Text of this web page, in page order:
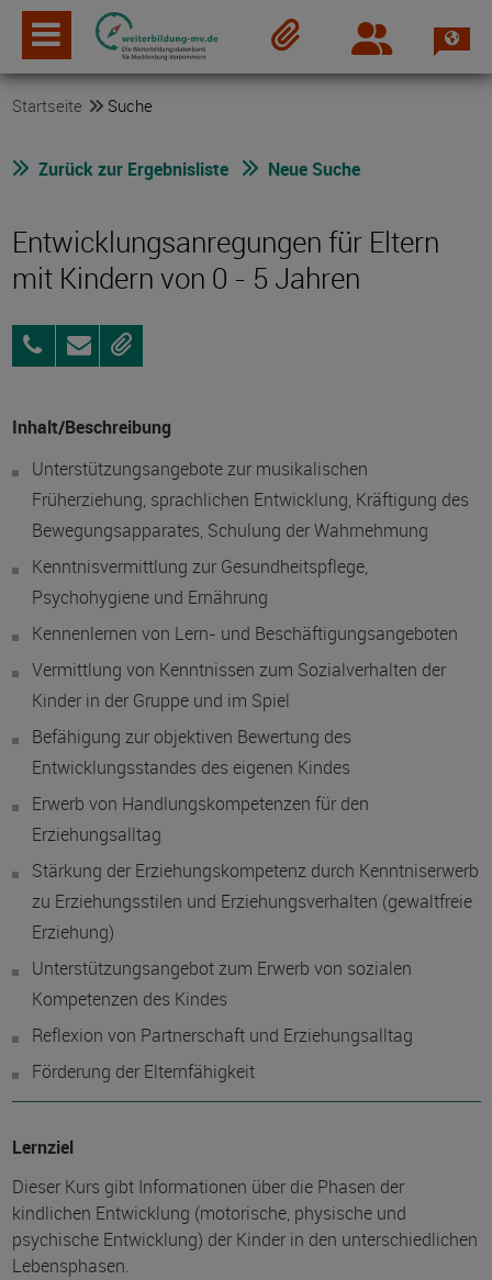
Login
Startseite Suche
Zurück zur Ergebnisliste Neue Suche
Entwicklungsanregungen für Eltern
mit Kindern von 0 - 5 Jahren
03843/21
84
AnfragenMerken
Inhalt/Beschreibung
Unterstützungsangebote zur musikalischen
Früherziehung, sprachlichen Entwicklung, Kräftigung des
Bewegungsapparates, Schulung der Wahrnehmung
Kenntnisvermittlung zur Gesundheitspflege,
Psychohygiene und Ernährung
Kennenlernen von Lern- und Beschäftigungsangeboten
Vermittlung von Kenntnissen zum Sozialverhalten der
Kinder in der Gruppe und im Spiel
Befähigung zur objektiven Bewertung des
Entwicklungsstandes des eigenen Kindes
Erwerb von Handlungskompetenzen für den
Erziehungsalltag
Stärkung der Erziehungskompetenz durch Kenntniserwerb
zu Erziehungsstilen und Erziehungsverhalten (gewaltfreie
Erziehung)
Unterstützungsangebot zum Erwerb von sozialen
Kompetenzen des Kindes
Reflexion von Partnerschaft und Erziehungsalltag
Förderung der Elternfähigkeit
Lernziel
Dieser Kurs gibt Informationen über die Phasen der
kindlichen Entwicklung (motorische, physische und
psychische Entwicklung) der Kinder in den unterschiedlichen
Lebensphasen.